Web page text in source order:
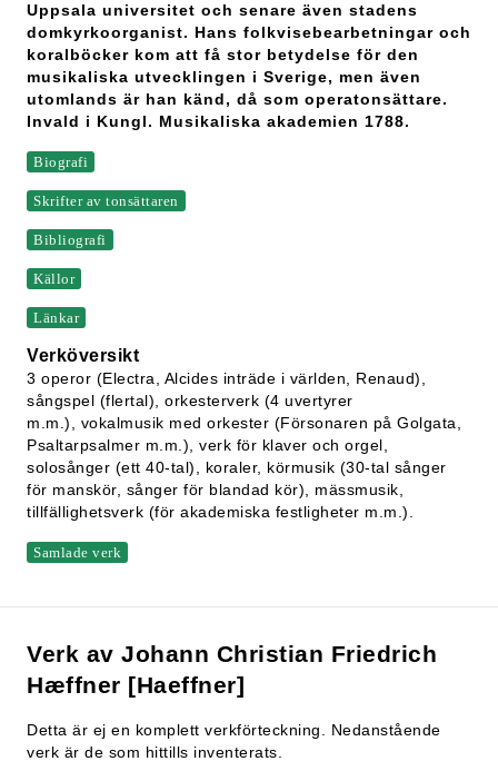
Uppsala universitet och senare även stadens
domkyrkoorganist. Hans folkvisebearbetningar och
koralböcker kom att få stor betydelse för den
musikaliska utvecklingen i Sverige, men även
utomlands är han känd, då som operatonsättare.
Invald i Kungl. Musikaliska akademien 1788.
Biografi
Skrifter av tonsättaren
Bibliografi
Källor
Länkar
Verköversikt
3 operor (Electra, Alcides inträde i världen, Renaud),
sångspel (flertal), orkesterverk (4 uvertyrer
m.m.), vokalmusik med orkester (Försonaren på Golgata,
Psaltarpsalmer m.m.), verk för klaver och orgel,
solosånger (ett 40-tal), koraler, körmusik (30-tal sånger
för manskör, sånger för blandad kör), mässmusik,
tillfällighetsverk (för akademiska festligheter m.m.).
Samlade verk
Verk av Johann Christian Friedrich
Hæffner [Haeffner]
Detta är ej en komplett verkförteckning. Nedanstående
verk är de som hittills inventerats.